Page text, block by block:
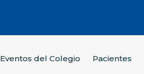
Eventos del Colegio Pacientes